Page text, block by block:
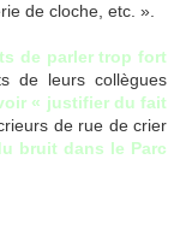
de cloche, etc. ».
de parler trop fort
de leurs collègues
« justifier du fait
de rue de crier
bruit dans le Parc